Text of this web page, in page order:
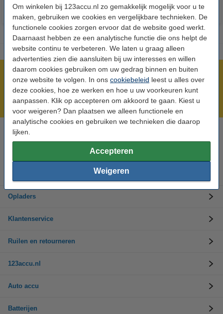
Om winkelen bij 123accu.nl zo gemakkelijk mogelijk voor u te
maken, gebruiken we cookies en vergelijkbare technieken. De
functionele cookies zorgen ervoor dat de website goed werkt.
Daarnaast hebben ze een analytische functie die ons helpt de
website continu te verbeteren. We laten u graag alleen
advertenties zien die aansluiten bij uw interesses en willen
daarom cookies gebruiken om uw gedrag binnen en buiten
onze website te volgen. In ons cookiebeleid leest u alles over
deze cookies, hoe ze werken en hoe u uw voorkeuren kunt
aanpassen. Klik op accepteren om akkoord te gaan. Kiest u
voor weigeren? Dan plaatsen we alleen functionele en
analytische cookies en gebruiken we technieken die daarop
lijken.
Accepteren
Weigeren
Meer dan 5 miljoen klanten!
Voor 23.59 uur besteld, morgen in huis!
Laagsteprijsgarantie!
Op werkdagen van 9.00 tot 17.30 uur
Opladers
Klantenservice
Ruilen en retourneren
123accu.nl
Auto accu
Batterijen